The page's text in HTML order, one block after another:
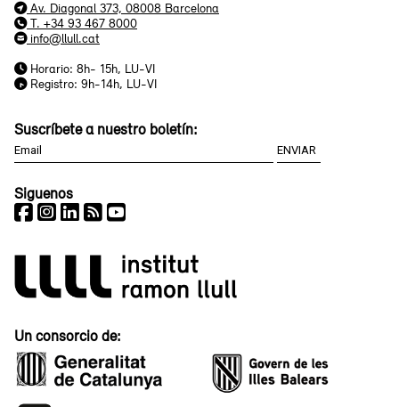
Av. Diagonal 373, 08008 Barcelona
T. +34 93 467 8000
info@llull.cat
Horario: 8h- 15h, LU-VI
Registro: 9h-14h, LU-VI
Suscríbete a nuestro boletín:
Siguenos
Un consorcio de: